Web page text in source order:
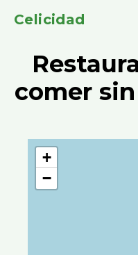
Celicidad
comer
+
−